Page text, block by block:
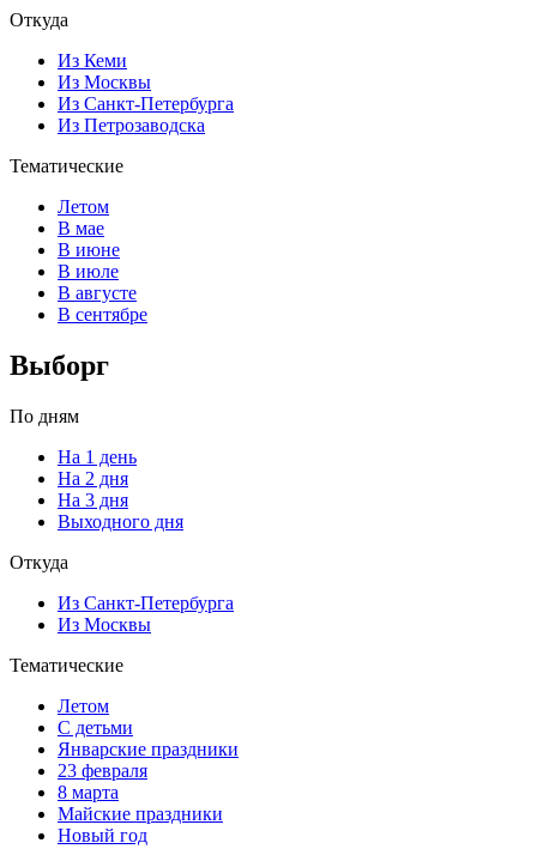
Откуда
Из Кеми
Из Москвы
Из Санкт-Петербурга
Из Петрозаводска
Тематические
Летом
В мае
В июне
В июле
В августе
В сентябре
Выборг
По дням
На 1 день
На 2 дня
На 3 дня
Выходного дня
Откуда
Из Санкт-Петербурга
Из Москвы
Тематические
Летом
С детьми
Январские праздники
23 февраля
8 марта
Майские праздники
Новый год